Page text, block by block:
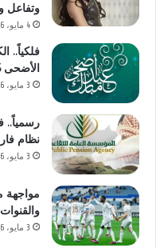
وتفاعل
4 مايو، 2026
فلكياً..
الأضحى 2026 بعد تحديد غرة ذي الحجة
3 مايو، 2026
رسمياً..
نظام
3 مايو، 2026
مواجهة
والقنوات
3 مايو، 2026